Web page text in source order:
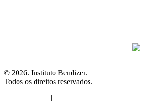
© 2026. Instituto Bendizer.
Todos os direitos reservados.
|